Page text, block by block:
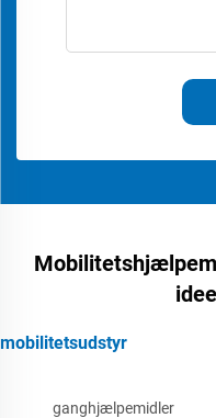
mobilitetsudstyr
ganghjælpemidler